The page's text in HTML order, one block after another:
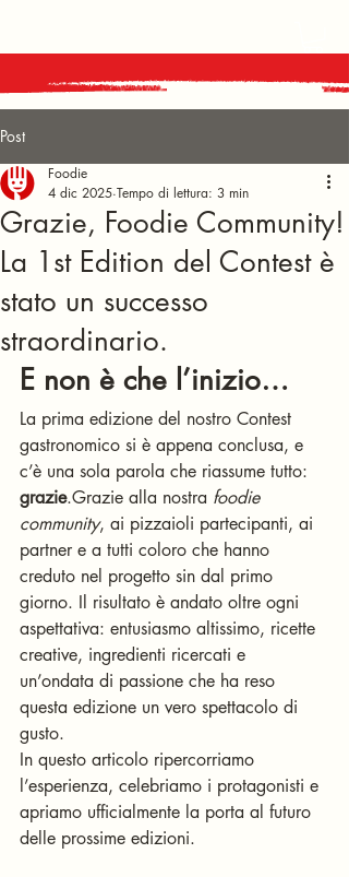
Post
Grazie, Foodie Community!
La 1st Edition del Contest è
stato un successo
straordinario.
Foodie
4 dic 2025 Tempo di lettura: 3 min
E non è che l’inizio…
La prima edizione del nostro Contest
gastronomico si è appena conclusa, e
c’è una sola parola che riassume tutto:
grazie.Grazie alla nostra foodie
community, ai pizzaioli partecipanti, ai
partner e a tutti coloro che hanno
creduto nel progetto sin dal primo
giorno. Il risultato è andato oltre ogni
aspettativa: entusiasmo altissimo, ricette
creative, ingredienti ricercati e
un’ondata di passione che ha reso
questa edizione un vero spettacolo di
gusto.
In questo articolo ripercorriamo
l’esperienza, celebriamo i protagonisti e
apriamo ufficialmente la porta al futuro
delle prossime edizioni.